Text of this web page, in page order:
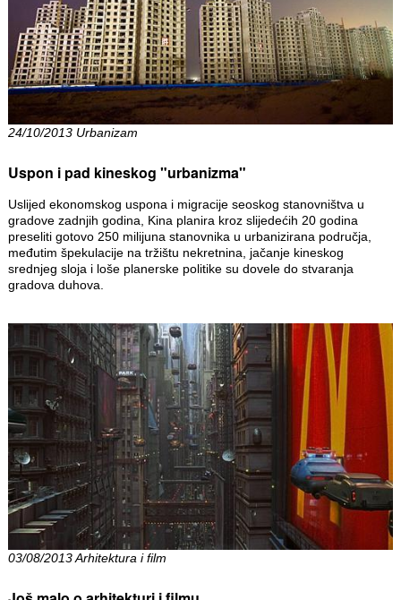
24/10/2013 Urbanizam
Uspon i pad kineskog "urbanizma"
Uslijed ekonomskog uspona i migracije seoskog stanovništva u
gradove zadnjih godina, Kina planira kroz slijedećih 20 godina
preseliti gotovo 250 milijuna stanovnika u urbanizirana područja,
međutim špekulacije na tržištu nekretnina, jačanje kineskog
srednjeg sloja i loše planerske politike su dovele do stvaranja
gradova duhova.
03/08/2013 Arhitektura i film